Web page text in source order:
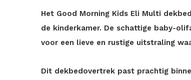
Het Good Morning Kids Eli Multi
de kinderkamer. De schattige baby-
voor een lieve en rustige uitstraling
Dit dekbedovertrek past prachtig